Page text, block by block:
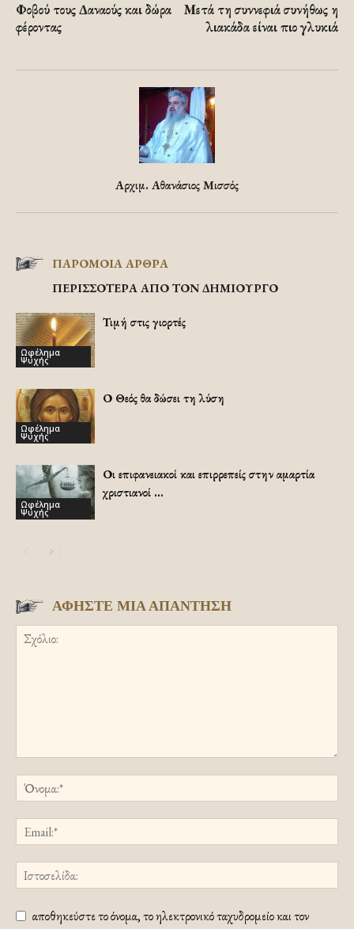
Φοβού τους Δαναούς και δώρα
φέροντας
Μετά τη συννεφιά συνήθως η
λιακάδα είναι πιο γλυκιά
Αρχιμ. Αθανάσιος Μισσός
ΠΑΡΟΜΟΙΑ ΑΡΘΡΑ
ΠΕΡΙΣΣΟΤΕΡΑ ΑΠΟ ΤΟΝ ΔΗΜΙΟΥΡΓΟ
Ωφέλημα
Ψυχής
Τιμή στις γιορτές
Ωφέλημα
Ψυχής
Ο Θεός θα δώσει τη λύση
Ωφέλημα
Ψυχής
Οι επιφανειακοί και επιρρεπείς στην αμαρτία
χριστιανοί …
ΑΦΗΣΤΕ ΜΙΑ ΑΠΑΝΤΗΣΗ
αποθηκεύστε το όνομα, το ηλεκτρονικό ταχυδρομείο και τον